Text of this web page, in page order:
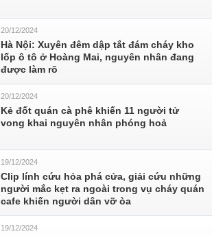
20/12/2024
Hà Nội: Xuyên đêm dập tắt đám cháy kho
lốp ô tô ở Hoàng Mai, nguyên nhân đang
được làm rõ
20/12/2024
Kẻ đốt quán cà phê khiến 11 người tử
vong khai nguyên nhân phóng hoả
19/12/2024
Clip lính cứu hỏa phá cửa, giải cứu những
người mắc kẹt ra ngoài trong vụ cháy quán
cafe khiến người dân vỡ òa
19/12/2024